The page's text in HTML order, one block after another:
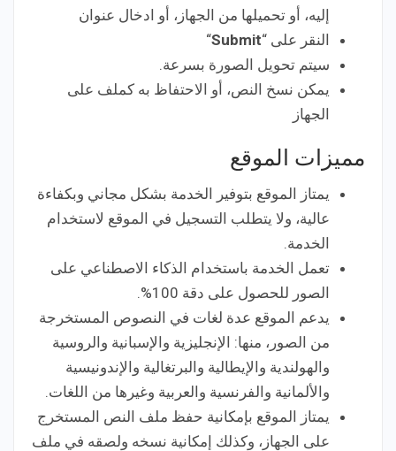
إليه، أو تحميلها من الجهاز، أو ادخال عنوان
النقر على “Submit
“
سيتم تحويل الصورة بسرعة.
يمكن نسخ النص، أو الاحتفاظ به كملف على
الجهاز
مميزات الموقع
يمتاز الموقع بتوفير الخدمة بشكل مجاني وبكفاءة
عالية، ولا يتطلب التسجيل في الموقع لاستخدام
الخدمة.
تعمل الخدمة باستخدام الذكاء الاصطناعي على
الصور للحصول على دقة 100%.
يدعم الموقع عدة لغات في النصوص المستخرجة
من الصور، منها: الإنجليزية والإسبانية والروسية
والهولندية والإيطالية والبرتغالية والإندونيسية
والألمانية والفرنسية والعربية وغيرها من اللغات.
يمتاز الموقع بإمكانية حفظ ملف النص المستخرج
على الجهاز، وكذلك إمكانية نسخه ولصقه في ملف